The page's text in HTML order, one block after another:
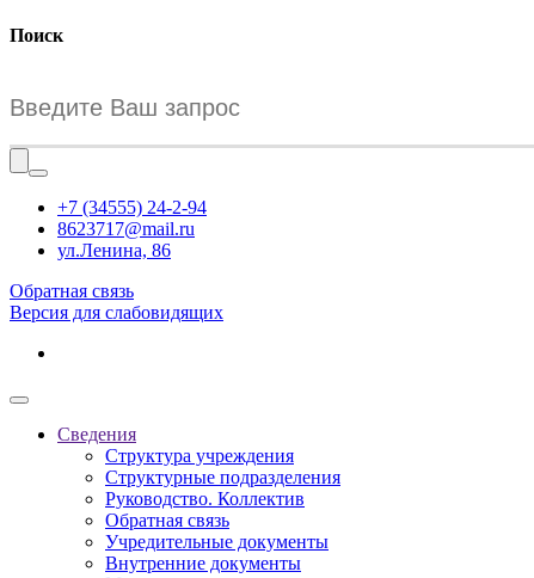
Поиск
+7 (34555) 24-2-94
8623717@mail.ru
ул.Ленина, 86
Обратная связь
Версия для слабовидящих
Сведения
Структура учреждения
Структурные подразделения
Руководство. Коллектив
Обратная связь
Учредительные документы
Внутренние документы